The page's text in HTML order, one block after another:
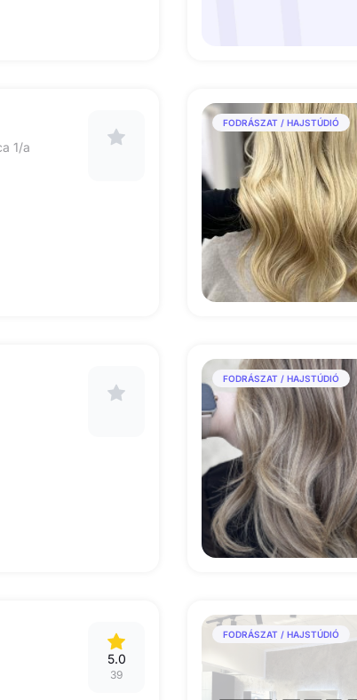
1/a
FODRÁSZAT / HAJSTÚDIÓ
FODRÁSZAT / HAJSTÚDIÓ
5.0
39
FODRÁSZAT / HAJSTÚDIÓ